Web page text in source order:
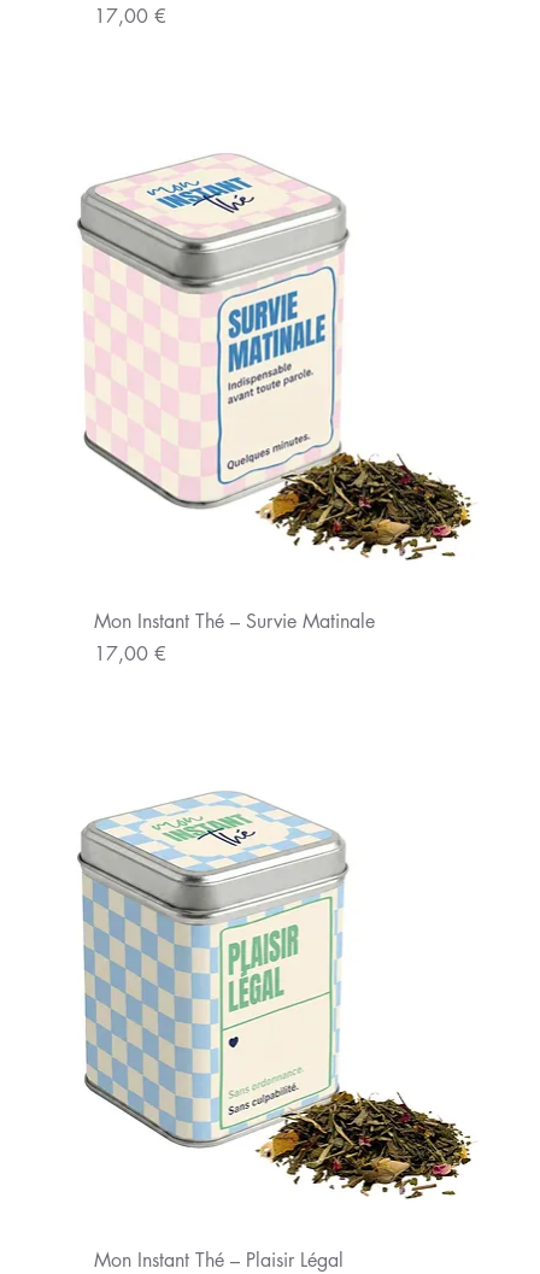
Prix
17,00 €
Mon Instant Thé – Survie Matinale
Prix
17,00 €
Mon Instant Thé – Plaisir Légal